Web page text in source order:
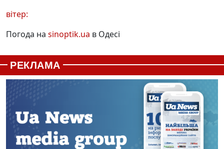
вітер:
Погода на sinoptik.ua в Одесі
РЕКЛАМА